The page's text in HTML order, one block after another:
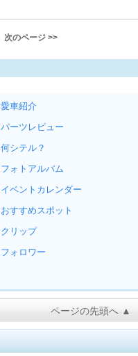
次のページ >>
愛車紹介
パーツレビュー
何シテル？
フォトアルバム
イベントカレンダー
おすすめスポット
クリップ
フォロワー
ページの先頭へ ▲